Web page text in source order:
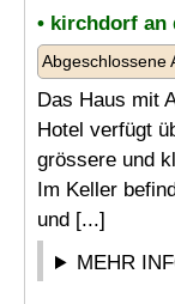
• kirchdorf an
Abgeschlossene
Das Haus mit
Hotel verfügt
grössere und
Im Keller
und [...]
MEHR